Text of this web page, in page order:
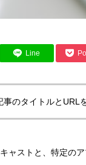
Line
事のタイトルとURL
ャストと、特定の